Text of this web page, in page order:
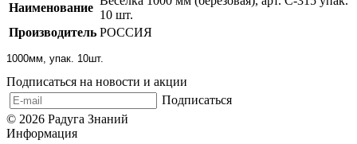
Наименование
10 шт.
Производитель РОССИЯ
1000мм, упак. 10шт.
Подписаться на новости и акции
Подписаться
© 2026 Радуга Знаний
Информация